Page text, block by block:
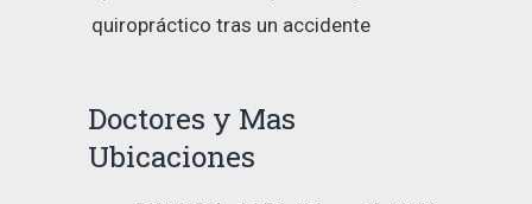
quiropráctico tras un accidente
Doctores y Mas
Ubicaciones